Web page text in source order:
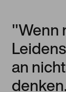
"Wenn
an